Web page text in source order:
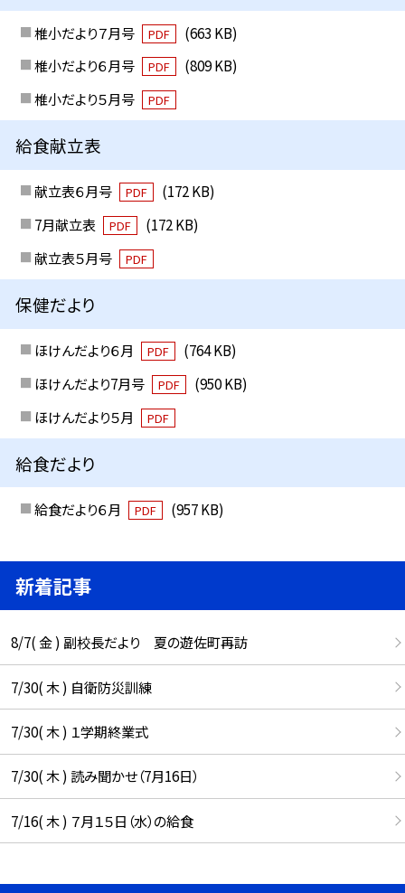
椎小だより７月号 PDF
(663 KB)
椎小だより６月号
PDF
(809 KB)
椎小だより５月号
PDF
給食献立表
献立表６月号 PDF
(172 KB)
7月献立表
PDF
(172 KB)
献立表５月号
PDF
保健だより
ほけんだより６月 PDF
(764 KB)
ほけんだより7月号
PDF
(950 KB)
ほけんだより５月
PDF
給食だより
給食だより６月 PDF (957 KB)
新着記事
8/7( 金 ) 副校長だより 夏の遊佐町再訪
7/30( 木 ) 自衛防災訓練
7/30( 木 ) １学期終業式
7/30( 木 ) 読み聞かせ（7月16日）
7/16( 木 ) ７月１５日（水）の給食